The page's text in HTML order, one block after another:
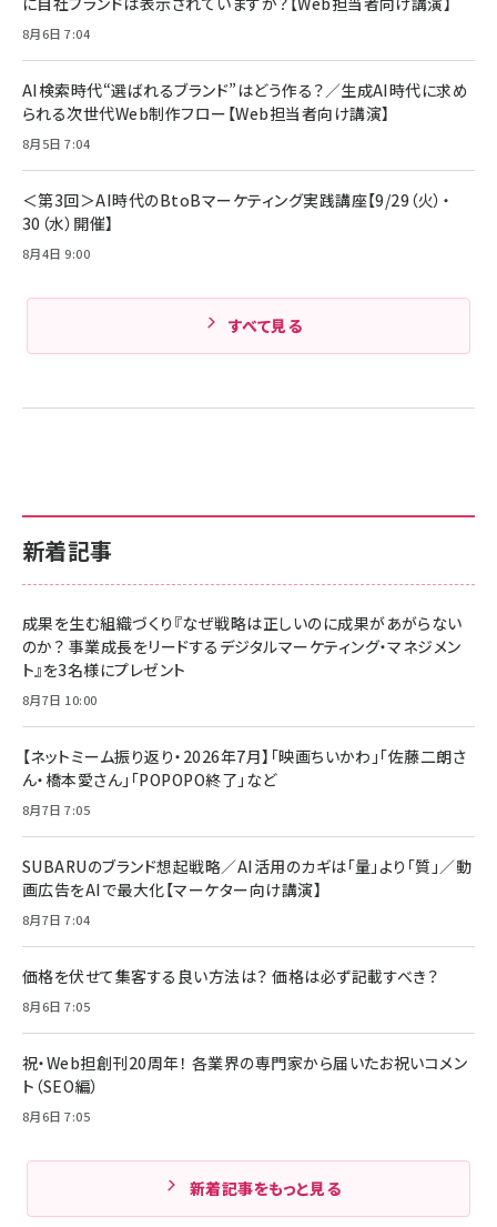
￥1,980
Amazonランキングをもっと見る
ケーブル Anker絡まないケーブル 240W 結束バン
ド付き USB PD対応 シリコン素材採用 iPhone
17 / 16 / 15 / Galaxy iPad Pro MacBook
Pro/Air 各種対応 (1.8m ミッドナイトブラック)
￥1,890
ル ケース買い【6/30応募〆切! 黒ラベルビヤセラー
￥4,857
新着記事
成果を生む組織づくり『なぜ戦略は正しいのに成果があがらない
のか？ 事業成長をリードするデジタルマーケティング・マネジメン
ト』を3名様にプレゼント
8月7日 10:00
【ネットミーム振り返り・2026年7月】「映画ちいかわ」「佐藤二朗さ
ん・橋本愛さん」「POPOPO終了」など
8月7日 7:05
SUBARUのブランド想起戦略／AI活用のカギは「量」より「質」／動
画広告をAIで最大化【マーケター向け講演】
8月7日 7:04
価格を伏せて集客する良い方法は？ 価格は必ず記載すべき？
8月6日 7:05
祝・Web担創刊20周年！ 各業界の専門家から届いたお祝いコメン
ト（SEO編）
8月6日 7:05
新着記事をもっと見る
8月6日 7:04
AI検索時代“選ばれるブランド”はどう作る？／生成AI時代に求め
られる次世代Web制作フロー【Web担当者向け講演】
8月5日 7:04
＜第3回＞AI時代のBtoBマーケティング実践講座【9/29（火）・
30（水）開催】
8月4日 9:00
すべて見る